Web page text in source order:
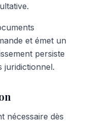
et émet un
persiste
juridictionnel.
nécessaire dès